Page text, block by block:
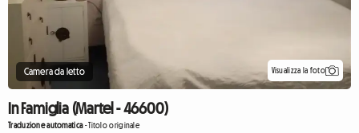
Camera da letto Visualizza la foto
In Famiglia (Martel - 46600)
Traduzione automatica-Titolo originale